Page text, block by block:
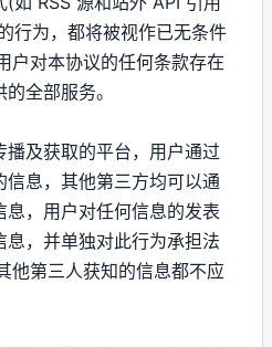
行为，都将被视作已无条件
户对本协议的任何条款存在
全部服务。
及获取的平台，用户通过
息，其他第三方均可以通
，用户对任何信息的发表
，并单独对此行为承担法
他第三人获知的信息都不应